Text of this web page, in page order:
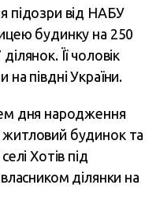
підозри від НАБУ
будинку на 250
Її чоловік
на півдні України.
дня народження
житловий будинок та
Хотів під
ділянки на